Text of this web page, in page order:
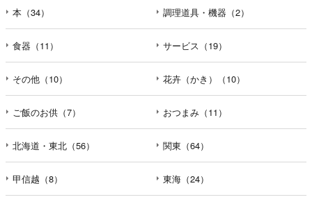
本（34） 調理道具・機器（2）
食器（11） サービス（19）
その他（10） 花卉（かき）（10）
ご飯のお供（7） おつまみ（11）
北海道・東北（56） 関東（64）
甲信越（8） 東海（24）